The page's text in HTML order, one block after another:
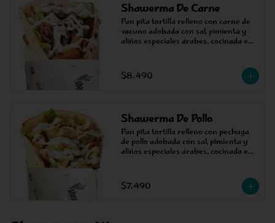
Shawerma De Carne
Pan pita tortilla relleno con carne de
vacuno adobada con sal, pimienta y
aliños especiales árabes, cocinada en
$8.490
Shawerma De Pollo
Pan pita tortilla relleno con pechuga
de pollo adobada con sal, pimienta y
aliños especiales árabes, cocinada en
$7.490